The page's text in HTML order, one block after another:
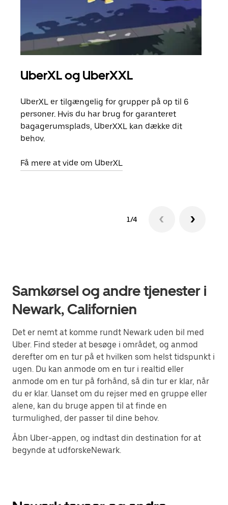
UberXL og UberXXL
UberXL er tilgængelig for grupper på op til 6
personer. Hvis du har brug for garanteret
bagagerumsplads, UberXXL kan dække dit
behov.
Få mere at vide om UberXL
1/4
Samkørsel og andre tjenester i
Newark, Californien
Det er nemt at komme rundt Newark uden bil med
Uber. Find steder at besøge i området, og anmod
derefter om en tur på et hvilken som helst tidspunkt i
ugen. Du kan anmode om en tur i realtid eller
anmode om en tur på forhånd, så din tur er klar, når
du er klar. Uanset om du rejser med en gruppe eller
alene, kan du bruge appen til at finde en
turmulighed, der passer til dine behov.
Åbn Uber-appen, og indtast din destination for at
begynde at udforskeNewark.